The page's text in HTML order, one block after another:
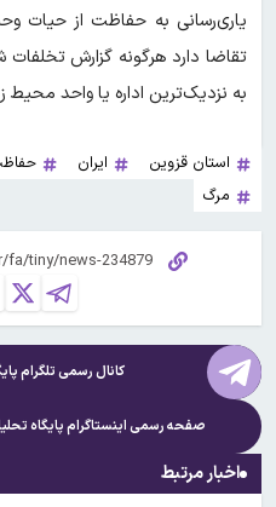
یاری‌رسانی به حفاظت از حیات
تقاضا دارد هرگونه گزارش
به نزدیک‌ترین اداره یا واحد محیط زیست و
استان قزوین ایران
مرگ
کانال رسمی تلگرام
صفحه رسمی اینستاگرام پایگاه
اخبار مرتبط